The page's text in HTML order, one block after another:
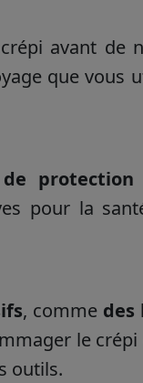
avant de
que vous
protection
pour la
, comme des
le
outils.